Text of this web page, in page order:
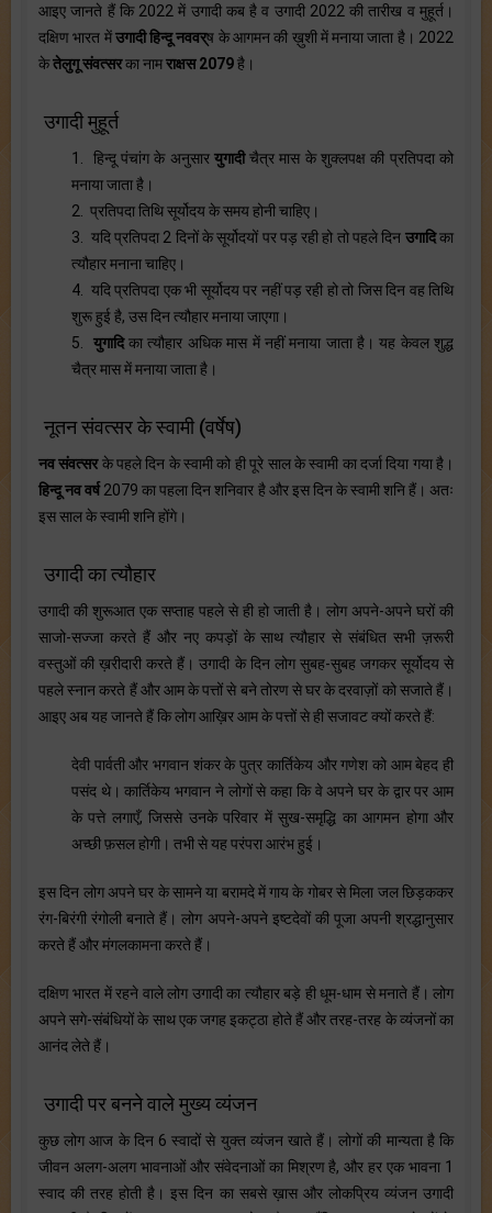
आइए जानते हैं कि 2022 में उगादी कब है व उगादी 2022 की तारीख व मुहूर्त।
दक्षिण भारत मेंउगादी हिन्दू नववर्ष के आगमन की ख़ुशी में मनाया जाता है। 2022
केतेलुगू संवत्सरका नामराक्षस 2079है।
उगादी मुहूर्त
1. हिन्दू पंचांग के अनुसार युगादीचैत्र मास के शुक्लपक्ष की प्रतिपदा को
मनाया जाता है।
2. प्रतिपदा तिथि सूर्योदय के समय होनी चाहिए।
3. यदि प्रतिपदा 2 दिनों के सूर्योदयों पर पड़ रही हो तो पहले दिन उगादिका
त्यौहार मनाना चाहिए।
4. यदि प्रतिपदा एक भी सूर्योदय पर नहीं पड़ रही हो तो जिस दिन वह तिथि
शुरू हुई है, उस दिन त्यौहार मनाया जाएगा।
5. युगादिका त्यौहार अधिक मास में नहीं मनाया जाता है। यह केवल शुद्ध
चैत्र मास में मनाया जाता है।
नूतन संवत्सर के स्वामी (वर्षेष)
नव संवत्सरके पहले दिन के स्वामी को ही पूरे साल के स्वामी का दर्जा दिया गया है।
हिन्दू नव वर्ष2079 का पहला दिन शनिवार है और इस दिन के स्वामी शनि हैं। अतः
इस साल के स्वामी शनि होंगे।
उगादी का त्यौहार
उगादी की शुरूआत एक सप्ताह पहले से ही हो जाती है। लोग अपने-अपने घरों की
साजो-सज्जा करते हैं और नए कपड़ों के साथ त्यौहार से संबंधित सभी ज़रूरी
वस्तुओं की ख़रीदारी करते हैं। उगादी के दिन लोग सुबह-सुबह जगकर सूर्योदय से
पहले स्नान करते हैं और आम के पत्तों से बने तोरण से घर के दरवाज़ों को सजाते हैं।
आइए अब यह जानते हैं कि लोग आख़िर आम के पत्तों से ही सजावट क्यों करते हैं:
देवी पार्वती और भगवान शंकर के पुत्र कार्तिकेय और गणेश को आम बेहद ही
पसंद थे। कार्तिकेय भगवान ने लोगों से कहा कि वे अपने घर के द्वार पर आम
के पत्ते लगाएँ, जिससे उनके परिवार में सुख-समृद्धि का आगमन होगा और
अच्छी फ़सल होगी। तभी से यह परंपरा आरंभ हुई।
इस दिन लोग अपने घर के सामने या बरामदे में गाय के गोबर से मिला जल छिड़ककर
रंग-बिरंगी रंगोली बनाते हैं। लोग अपने-अपने इष्टदेवों की पूजा अपनी श्रद्धानुसार
करते हैं और मंगलकामना करते हैं।
दक्षिण भारत में रहने वाले लोग उगादी का त्यौहार बड़े ही धूम-धाम से मनाते हैं। लोग
अपने सगे-संबंधियों के साथ एक जगह इकट्ठा होते हैं और तरह-तरह के व्यंजनों का
आनंद लेते हैं।
उगादी पर बनने वाले मुख्य व्यंजन
कुछ लोग आज के दिन 6 स्वादों से युक्त व्यंजन खाते हैं। लोगों की मान्यता है कि
जीवन अलग-अलग भावनाओं और संवेदनाओं का मिश्रण है, और हर एक भावना 1
स्वाद की तरह होती है। इस दिन का सबसे ख़ास और लोकप्रिय व्यंजन उगादी